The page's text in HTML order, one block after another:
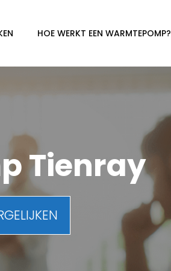
HOE WERKT EEN WARMTEPOMP?
Tienray